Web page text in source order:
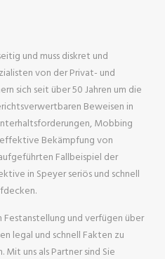
und muss diskret und
von der Privat- und
sich seit über 50 Jahren um die
Beweisen in
Mobbing
Bekämpfung von
Fallbeispiel der
in Speyer seriös und schnell
und verfügen über
legal und schnell Fakten zu
uns als Partner sind Sie